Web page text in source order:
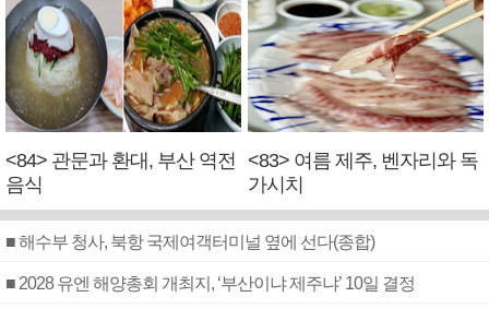
<84> 관문과 환대, 부산 역전
음식
<83> 여름 제주, 벤자리와 독
가시치
■ 해수부 청사, 북항 국제여객터미널 옆에 선다(종합)
■ 2028 유엔 해양총회 개최지, ‘부산이냐 제주냐’ 10일 결정